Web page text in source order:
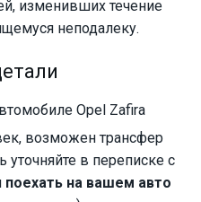
изменивших течение
неподалеку.
Opel Zafira
возможен трансфер
в переписке с
поехать на вашем авто